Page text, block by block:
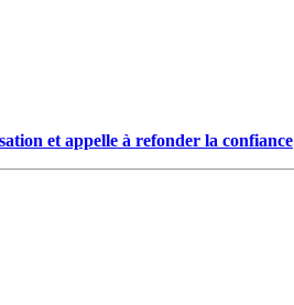
et appelle à refonder la confiance